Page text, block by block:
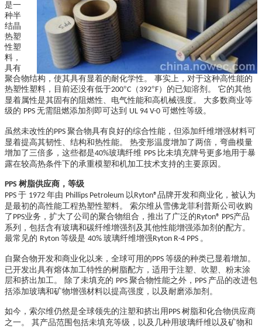
是一
种半
结晶
热塑
性塑
料，
具有
聚合物结构，使其具有显着的耐化学性。 事实上，对于这种高性能的
热塑性塑料，目前还没有低于200°C （ 392°F）的已知溶剂。 它的其他
显着属性是其固有的阻燃性、电气性能和高机械强度。 大多数商业等
级的 PPS 无需阻燃添加剂即可达到 UL 94 V-0 可燃性等级。
虽然未改性的PPS 聚合物具有良好的综合性能，但添加纤维增强材料可
显着提高其韧性、结构和热性能。 热变形温度增加了两倍，弯曲模量
增加了三倍多，这些都是40%玻璃纤维 PPS 比未填充牌号更多地用于暴
露在较高热条件下的承重模塑和机加工技术支持的主要原因。
PPS 树脂供应商，等级
PPS 于 1972 年由 Phillips Petroleum 以Ryton®品牌开发和商业化，被认为
是最初的高性能工程热塑性塑料。 索尔维从雪佛龙菲利普斯公司收购
了 PPS业务，扩大了公司的聚合物组合，推出了广泛的Ryton® PPS产品
系列，包括含有玻璃和碳纤维增强剂及其他性能增强添加剂的配方。
最常见的 Ryton 等级是 40% 玻璃纤维增强Ryton R-4 PPS 。
自聚合物开发和商业化以来，全球可用的PPS 等级的种类已显着增加。
已开发出具有熔体加工特性的树脂配方，适用于注塑、吹塑、粉末涂
层和挤出加工。 除了未填充的 PPS 聚合物性能之外， PPS 产品的改进包
括添加玻璃和矿物增强材料以提高强度，以及耐磨添加剂。
如今，索尔维仍然是全球领先的注塑和挤出用 PPS 树脂和化合物供应商
之一。 其产品范围包括未填充等级，以及几种用玻璃纤维以及矿物和